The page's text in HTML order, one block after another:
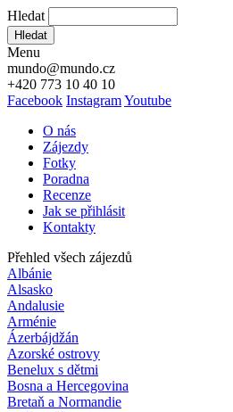
Hledat
Hledat
Menu
mundo@mundo.cz
+420 773 10 40 10
Facebook InstagramYoutube
O nás
Zájezdy
Fotky
Poradna
Recenze
Jak se přihlásit
Kontakty
Přehled všech zájezdů
Albánie
Alsasko
Andalusie
Arménie
Ázerbájdžán
Azorské ostrovy
Benelux s dětmi
Bosna a Hercegovina
Bretaň a Normandie